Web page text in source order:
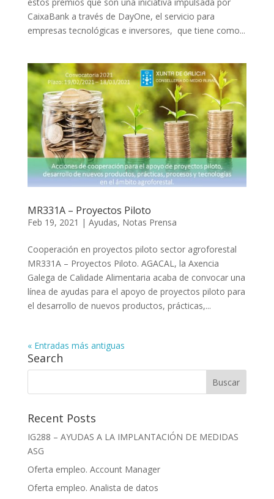
CaixaBank a través de DayOne, el servicio para
empresas tecnológicas e inversores, que tiene como...
MR331A – Proyectos Piloto
Feb 19, 2021 | Ayudas, Notas Prensa
Cooperación en proyectos piloto sector agroforestal
MR331A – Proyectos Piloto. AGACAL, la Axencia
Galega de Calidade Alimentaria acaba de convocar una
línea de ayudas para el apoyo de proyectos piloto para
el desarrollo de nuevos productos, prácticas,...
« Entradas más antiguas
Search
Recent Posts
IG288 – AYUDAS A LA IMPLANTACIÓN DE MEDIDAS
ASG
Oferta empleo. Account Manager
Oferta empleo. Analista de datos